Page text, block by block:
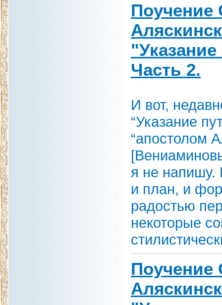
Поучение
Часть 2.
И вот,
“Указание
“апостолом
я не напишу.
и план, и
радостью
некоторые
Поучение